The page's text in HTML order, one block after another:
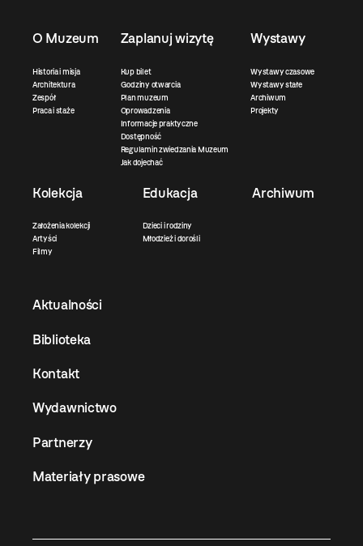
O Muzeum
Historia i misja
Architektura
Zespół
Praca i staże
Zaplanuj wizytę
Kup bilet
Godziny otwarcia
Plan muzeum
Oprowadzenia
Informacje praktyczne
Dostępność
Regulamin zwiedzania Muzeum
Jak dojechać
Wystawy
Wystawy czasowe
Wystawy stałe
Archiwum
Projekty
Kolekcja
Założenia kolekcji
Artyści
Filmy
Edukacja
Dzieci i rodziny
Młodzież i dorośli
Archiwum
Aktualności
Biblioteka
Kontakt
Wydawnictwo
Partnerzy
Materiały prasowe